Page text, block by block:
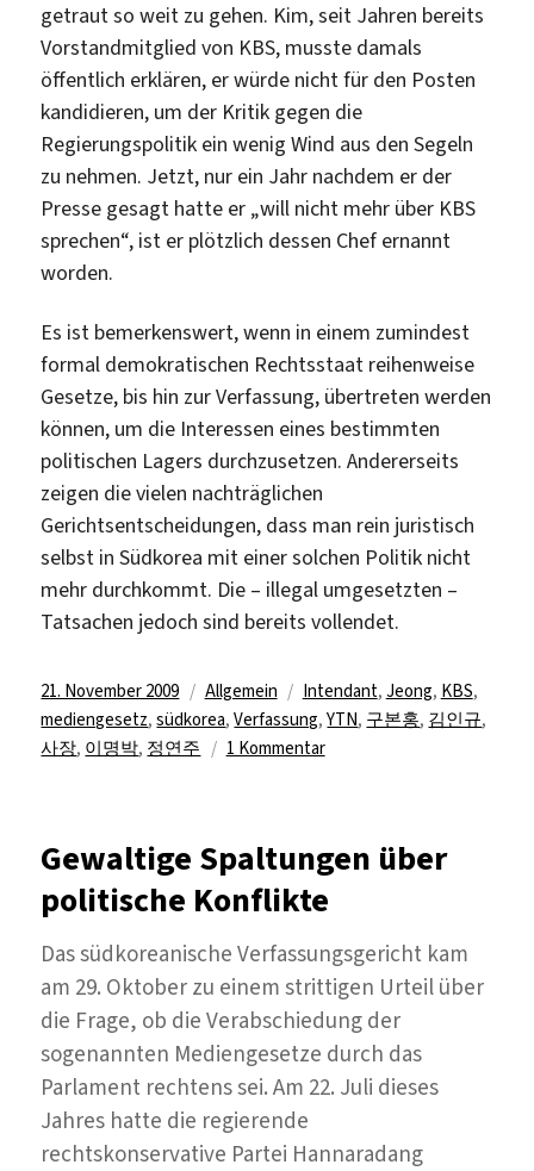
getraut so weit zu gehen. Kim, seit Jahren bereits
Vorstandmitglied von KBS, musste damals
öffentlich erklären, er würde nicht für den Posten
kandidieren, um der Kritik gegen die
Regierungspolitik ein wenig Wind aus den Segeln
zu nehmen. Jetzt, nur ein Jahr nachdem er der
Presse gesagt hatte er „will nicht mehr über KBS
sprechen“, ist er plötzlich dessen Chef ernannt
worden.
Es ist bemerkenswert, wenn in einem zumindest
formal demokratischen Rechtsstaat reihenweise
Gesetze, bis hin zur Verfassung, übertreten werden
können, um die Interessen eines bestimmten
politischen Lagers durchzusetzen. Andererseits
zeigen die vielen nachträglichen
Gerichtsentscheidungen, dass man rein juristisch
selbst in Südkorea mit einer solchen Politik nicht
mehr durchkommt. Die – illegal umgesetzten –
Tatsachen jedoch sind bereits vollendet.
Veröffentlicht
am
21. November 2009 Kategorien
Allgemein Schlagwörter
Intendant, Jeong, KBS,
mediengesetz,südkorea,Verfassung,YTN, 구본홍, 김인규,
사장, 이명박, 정연주 1 Kommentarzu
oder
her:
KBS
erhält
neuen
Regierungschef!
Gewaltige Spaltungen über
politische Konflikte
Das südkoreanische Verfassungsgericht kam
am 29. Oktober zu einem strittigen Urteil über
die Frage, ob die Verabschiedung der
sogenannten Mediengesetze durch das
Parlament rechtens sei. Am 22. Juli dieses
Jahres hatte die regierende
rechtskonservative Partei Hannaradang